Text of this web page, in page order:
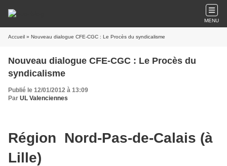
MENU
Accueil » Nouveau dialogue CFE-CGC : Le Procès du syndicalisme
Nouveau dialogue CFE-CGC : Le Procès du
syndicalisme
Publié le 12/01/2012 à 13:09
Par UL Valenciennes
Région Nord-Pas-de-Calais (à
Lille)